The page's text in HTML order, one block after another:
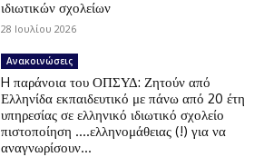
ιδιωτικών σχολείων
28 Ιουλίου 2026
Ανακοινώσεις
H παράνοια του ΟΠΣΥΔ: Ζητούν από
Ελληνίδα εκπαιδευτικό με πάνω από 20 έτη
υπηρεσίας σε ελληνικό ιδιωτικό σχολείο
πιστοποίηση ….ελληνομάθειας (!) για να
αναγνωρίσουν...